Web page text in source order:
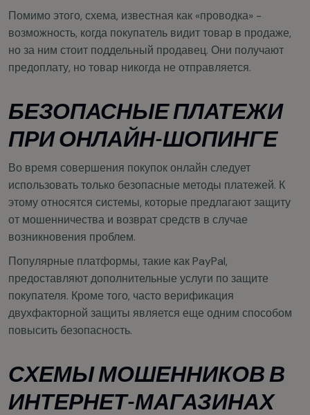
Помимо этого, схема, известная как «проводка» -
возможность, когда покупатель видит товар в продаже,
но за ним стоит поддельный продавец. Они получают
предоплату, но товар никогда не отправляется.
БЕЗОПАСНЫЕ ПЛАТЕЖИ
ПРИ ОНЛАЙН-ШОПИНГЕ
Во время совершения покупок онлайн следует
использовать только безопасные методы платежей. К
этому относятся системы, которые предлагают защиту
от мошенничества и возврат средств в случае
возникновения проблем.
Популярные платформы, такие как PayPal,
предоставляют дополнительные услуги по защите
покупателя. Кроме того, часто верификация
двухфакторной защиты является еще одним способом
повысить безопасность.
СХЕМЫ МОШЕННИКОВ В
ИНТЕРНЕТ-МАГАЗИНАХ